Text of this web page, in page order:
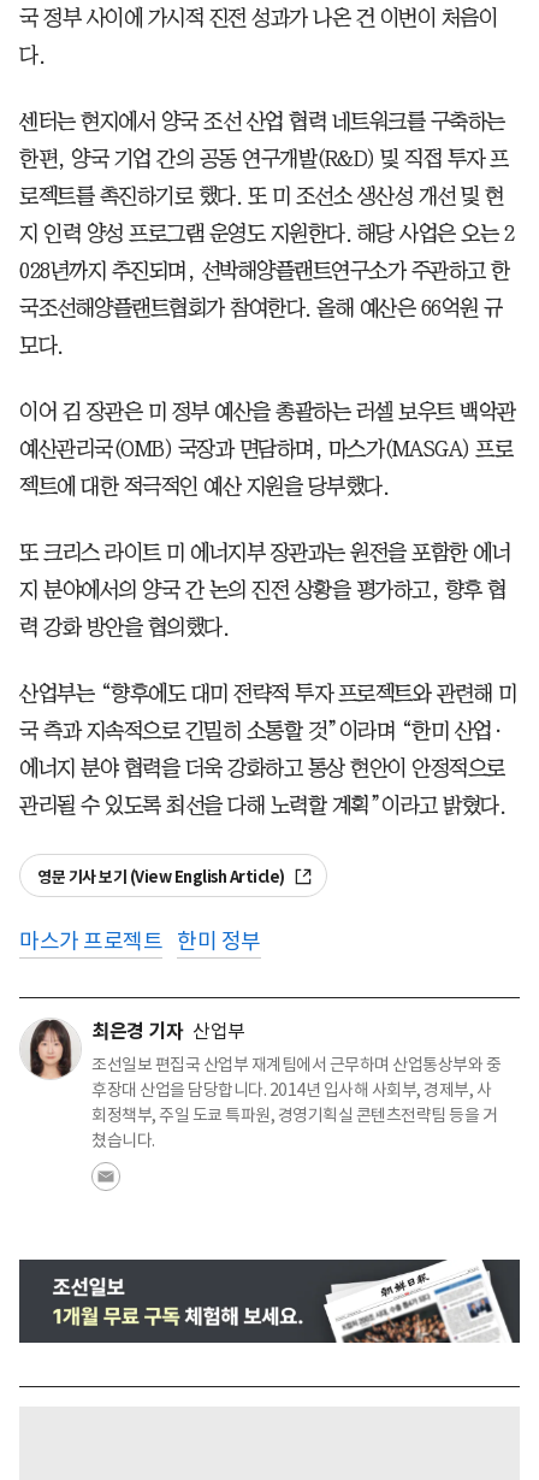
국 정부 사이에 가시적 진전 성과가 나온 건 이번이 처음이
다.
센터는 현지에서 양국 조선 산업 협력 네트워크를 구축하는
한편, 양국 기업 간의 공동 연구개발(R&D) 및 직접 투자 프
로젝트를 촉진하기로 했다. 또 미 조선소 생산성 개선 및 현
지 인력 양성 프로그램 운영도 지원한다. 해당 사업은 오는 2
028년까지 추진되며, 선박해양플랜트연구소가 주관하고 한
국조선해양플랜트협회가 참여한다. 올해 예산은 66억원 규
모다.
이어 김 장관은 미 정부 예산을 총괄하는 러셀 보우트 백악관
예산관리국(OMB) 국장과 면담하며, 마스가(MASGA) 프로
젝트에 대한 적극적인 예산 지원을 당부했다.
또 크리스 라이트 미 에너지부 장관과는 원전을 포함한 에너
지 분야에서의 양국 간 논의 진전 상황을 평가하고, 향후 협
력 강화 방안을 협의했다.
산업부는 “향후에도 대미 전략적 투자 프로젝트와 관련해 미
국 측과 지속적으로 긴밀히 소통할 것”이라며 “한미 산업·
에너지 분야 협력을 더욱 강화하고 통상 현안이 안정적으로
관리될 수 있도록 최선을 다해 노력할 계획”이라고 밝혔다.
영문 기사 보기 (View English Article)
마스가 프로젝트 한미 정부
최은경 기자 산업부
조선일보 편집국 산업부 재계팀에서 근무하며 산업통상부와 중
후장대 산업을 담당합니다. 2014년 입사해 사회부, 경제부, 사
회정책부, 주일 도쿄 특파원, 경영기획실 콘텐츠전략팀 등을 거
쳤습니다.